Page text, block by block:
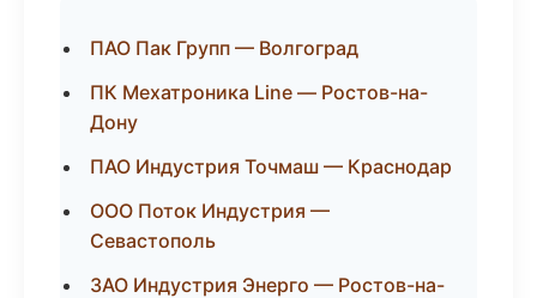
ПАО Пак Групп — Волгоград
ПК Мехатроника Line — Ростов-на-
Дону
ПАО Индустрия Точмаш — Краснодар
ООО Поток Индустрия —
Севастополь
ЗАО Индустрия Энерго — Ростов-на-